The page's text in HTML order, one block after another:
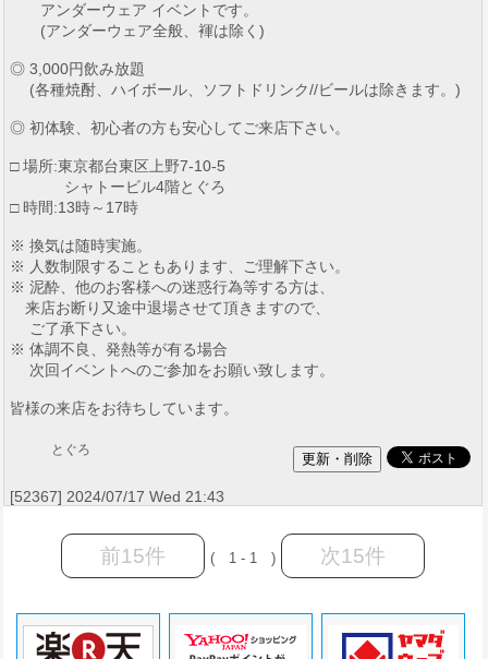
アンダーウェア イベントです。
(アンダーウェア全般、褌は除く)
◎ 3,000円飲み放題
(各種焼酎、ハイボール、ソフトドリンク//ビールは除きます。)
◎ 初体験、初心者の方も安心してご来店下さい。
□ 場所:東京都台東区上野7-10-5
シャトービル4階とぐろ
□ 時間:13時～17時
※ 換気は随時実施。
※ 人数制限することもあります、ご理解下さい。
※ 泥酔、他のお客様への迷惑行為等する方は、
来店お断り又途中退場させて頂きますので、
ご了承下さい。
※ 体調不良、発熱等が有る場合
次回イベントへのご参加をお願い致します。
皆様の来店をお待ちしています。
とぐろ
[52367] 2024/07/17 Wed 21:43
前15件 ( 1 - 1 ) 次15件